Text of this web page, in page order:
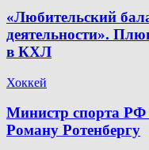
«Любительский
деятельности».
в КХЛ
Хоккей
Министр спорта РФ
Роману Ротенбергу